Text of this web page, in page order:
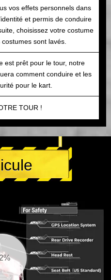
vos effets personnels dans
et permis de conduire
choisissez votre costume
sont lavés.
est prêt pour le tour, notre
comment conduire et les
pour le kart.
TOUR !